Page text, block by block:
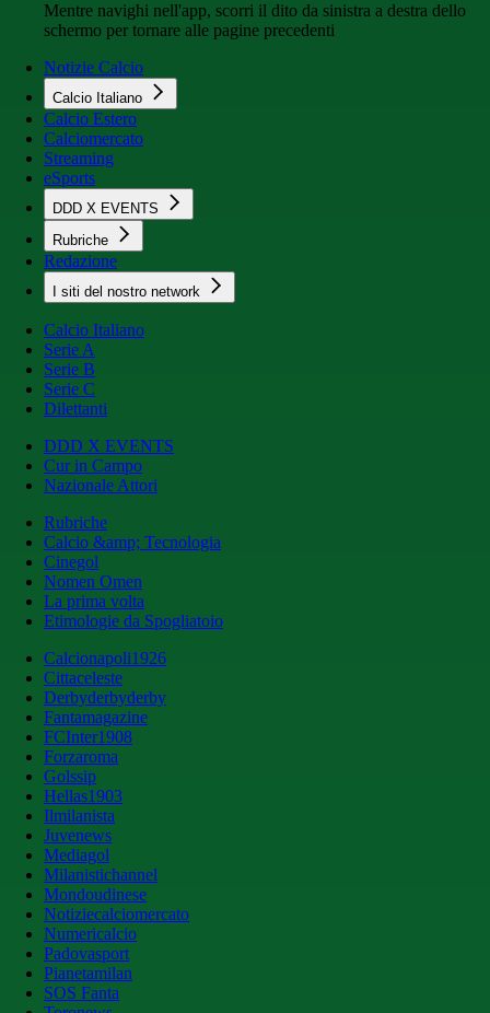
Mentre navighi nell'app, scorri il dito da sinistra a destra dello
schermo per tornare alle pagine precedenti
Notizie Calcio
Calcio Italiano
Calcio Estero
Calciomercato
Streaming
eSports
DDD X EVENTS
Rubriche
Redazione
I siti del nostro network
Calcio Italiano
Serie A
Serie B
Serie C
Dilettanti
DDD X EVENTS
Cur in Campo
Nazionale Attori
Rubriche
Calcio &amp; Tecnologia
Cinegol
Nomen Omen
La prima volta
Etimologie da Spogliatoio
Calcionapoli1926
Cittaceleste
Derbyderbyderby
Fantamagazine
FCInter1908
Forzaroma
Golssip
Hellas1903
Ilmilanista
Juvenews
Mediagol
Milanistichannel
Mondoudinese
Notiziecalciomercato
Numericalcio
Padovasport
Pianetamilan
SOS Fanta